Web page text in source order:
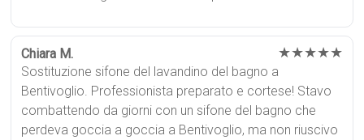
Chiara M. ★★★★★
Sostituzione sifone del lavandino del bagno a
Bentivoglio. Professionista preparato e cortese! Stavo
combattendo da giorni con un sifone del bagno che
perdeva goccia a goccia a Bentivoglio, ma non riuscivo